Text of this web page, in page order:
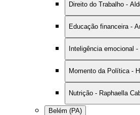
Direito do Trabalho -
Educação financeira -
Inteligência emocional
Momento da Política -
Nutrição - Raphaella
Belém (PA)